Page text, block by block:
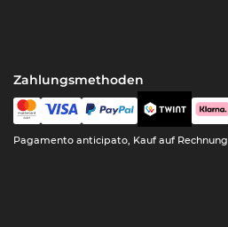
Zahlungsmethoden
Pagamento anticipato, Kauf auf Rechnung